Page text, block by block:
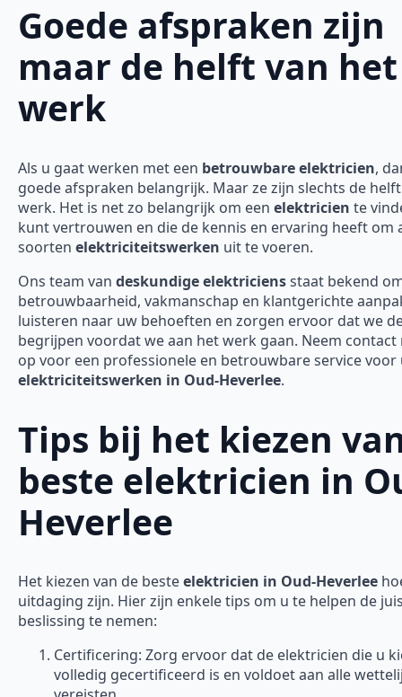
Goede afspraken zijn
maar de helft van het
werk
Als u gaat werken met een betrouwbare elektricien,
goede afspraken belangrijk. Maar ze zijn slechts de
werk. Het is net zo belangrijk om een elektricien te
kunt vertrouwen en die de kennis en ervaring heeft om
soorten elektriciteitswerken uit te voeren.
Ons team van deskundige elektriciensstaat bekend
betrouwbaarheid, vakmanschap en klantgerichte
luisteren naar uw behoeften en zorgen ervoor dat we
begrijpen voordat we aan het werk gaan. Neem contact
op voor een professionele en betrouwbare service voor
elektriciteitswerken in Oud-Heverlee.
Tips bij het kiezen
beste elektricien in
Heverlee
Het kiezen van de besteelektricien in Oud-Heverlee
uitdaging zijn. Hier zijn enkele tips om u te helpen de
beslissing te nemen:
Certificering: Zorg ervoor dat de elektricien die u
volledig gecertificeerd is en voldoet aan alle